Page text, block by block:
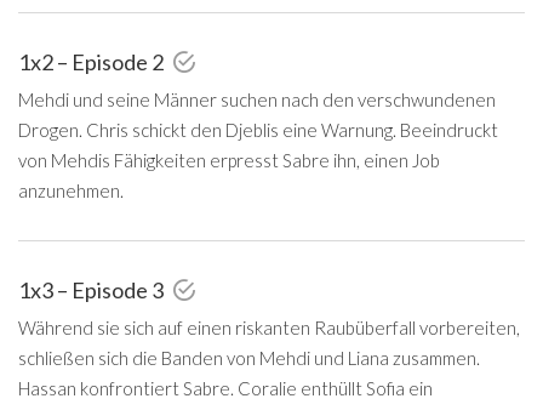
1x2 – Episode 2
Mehdi und seine Männer suchen nach den verschwundenen
Drogen. Chris schickt den Djeblis eine Warnung. Beeindruckt
von Mehdis Fähigkeiten erpresst Sabre ihn, einen Job
anzunehmen.
1x3 – Episode 3
Während sie sich auf einen riskanten Raubüberfall vorbereiten,
schließen sich die Banden von Mehdi und Liana zusammen.
Hassan konfrontiert Sabre. Coralie enthüllt Sofia ein